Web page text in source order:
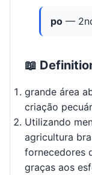
po —
📖
grande área
criação
Utilizando
agricultura
fornecedores
graças aos